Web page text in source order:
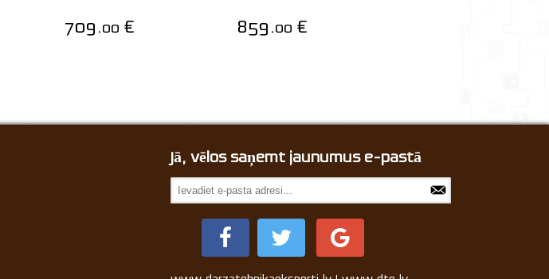
709.00 € 859.00 €
Jā, vēlos saņemt jaunumus e-pastā